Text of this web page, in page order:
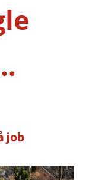
job